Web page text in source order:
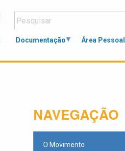
Documentação Área Pessoal
NAVEGAÇÃO
O Movimento